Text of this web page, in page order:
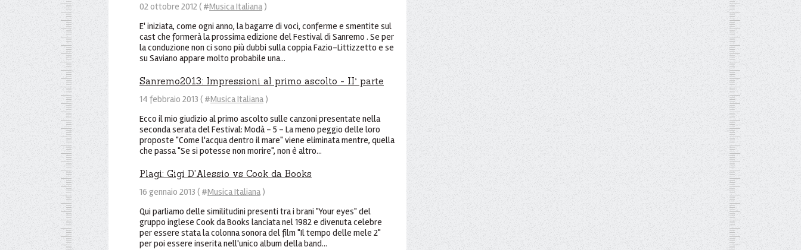
02 ottobre 2012 ( #Musica Italiana )
E' iniziata, come ogni anno, la bagarre di voci, conferme e smentite sul
cast che formerà la prossima edizione del Festival di Sanremo . Se per
la conduzione non ci sono più dubbi sulla coppia Fazio-Littizzetto e se
su Saviano appare molto probabile una...
Sanremo2013: Impressioni al primo ascolto - II° parte
14 febbraio 2013 ( #Musica Italiana )
Ecco il mio giudizio al primo ascolto sulle canzoni presentate nella
seconda serata del Festival: Modà - 5 - La meno peggio delle loro
proposte "Come l'acqua dentro il mare" viene eliminata mentre, quella
che passa "Se si potesse non morire", non è altro...
Plagi: Gigi D'Alessio vs Cook da Books
16 gennaio 2013 ( #Musica Italiana )
Qui parliamo delle similitudini presenti tra i brani "Your eyes" del
gruppo inglese Cook da Books lanciata nel 1982 e divenuta celebre
per essere stata la colonna sonora del film "Il tempo delle mele 2"
per poi essere inserita nell'unico album della band...